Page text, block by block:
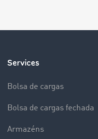
Services
Bolsa de cargas
Bolsa de cargas fechada
Armazéns